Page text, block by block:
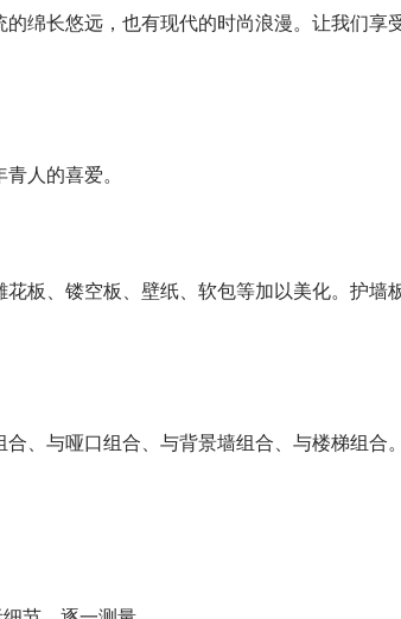
绵长悠远，也有现代的时尚浪漫。让我们
人的喜爱。
板、镂空板、壁纸、软包等加以美化。护
、与哑口组合、与背景墙组合、与楼梯组合。